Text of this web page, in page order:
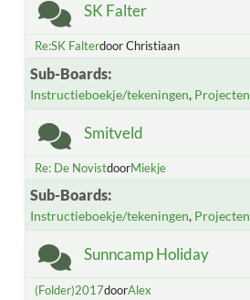
SK Falter
Re:SK Falterdoor Christiaan
Sub-Boards
Instructieboekje/tekeningen Projecten
Smitveld
Re: De NovistdoorMiekje
Sub-Boards
Instructieboekje/tekeningen Projecten
Sunncamp Holiday
(Folder)2017doorAlex